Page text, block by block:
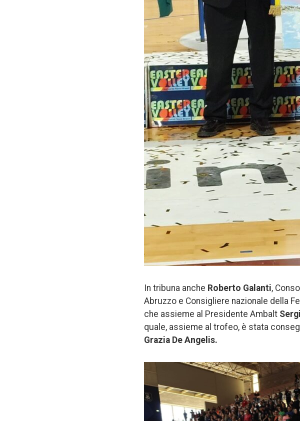
In tribuna anche Roberto Galanti,
Abruzzo e Consigliere nazionale della
che assieme al Presidente Ambalt
quale, assieme al trofeo, è stata
Grazia De Angelis.